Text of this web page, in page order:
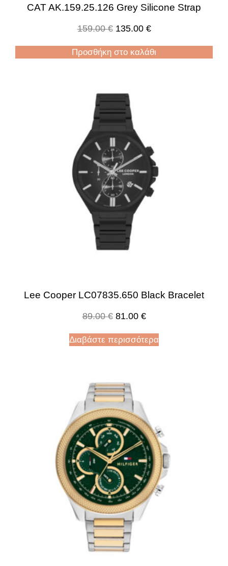
CAT AK.159.25.126 Grey Silicone Strap
159.00€ 135.00 €
Προσθήκη στο καλάθι
Lee Cooper LC07835.650 Black Bracelet
89.00€ 81.00 €
Διαβάστε περισσότερα